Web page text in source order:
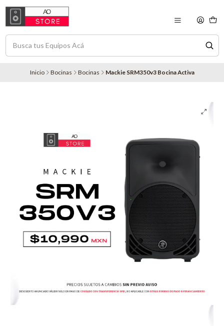
Inicio Bocinas Bocinas Mackie SRM350v3 Bocina Activa